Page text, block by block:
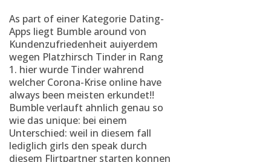
As part of einer Kategorie Dating-
Apps liegt Bumble around von
Kundenzufriedenheit auiyerdem
wegen Platzhirsch Tinder in Rang
1. hier wurde Tinder wahrend
welcher Corona-Krise online have
always been meisten erkundet!!
Bumble verlauft ahnlich genau so
wie das unique: bei einem
Unterschied: weil in diesem fall
lediglich girls den speak durch
diesem Flirtpartner starten konnen